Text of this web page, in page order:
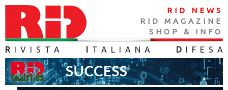
RID NEWS
RID MAGAZINE
SHOP & INFO
R IVISTA TALIANA D IFES A